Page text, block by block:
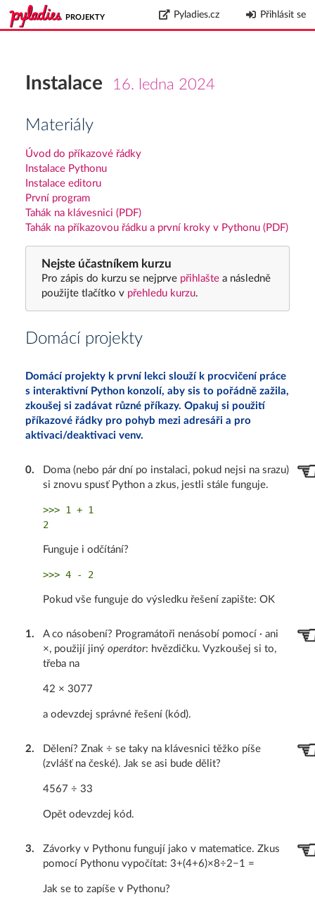
PROJEKTY Pyladies.cz Přihlásit se
Instalace 16. ledna 2024
Materiály
Úvod do příkazové řádky
Instalace Pythonu
Instalace editoru
První program
Tahák na klávesnici (PDF)
Tahák na příkazovou řádku a první kroky v Pythonu (PDF)
Nejste účastníkem kurzu
Pro zápis do kurzu se nejprvepřihlašte a následně
použijte tlačítko vpřehledu kurzu.
Domácí projekty
Domácí projekty k první lekci slouží k procvičení práce
s interaktivní Python konzolí, aby sis to pořádně zažila,
zkoušej si zadávat různé příkazy. Opakuj si použití
příkazové řádky pro pohyb mezi adresáři a pro
aktivaci/deaktivaci venv.
0.
Doma (nebo pár dní po instalaci, pokud nejsi na srazu)
si znovu spusť Python a zkus, jestli stále funguje.
>>> 1 + 1
Funguje i odčítání?
Pokud vše funguje do výsledku řešení zapište: OK
1.
A co násobení? Programátoři nenásobí pomocí · ani
×, použijí jinýoperátor: hvězdičku. Vyzkoušej si to,
třeba na
42 × 3077
a odevzdej správné řešení (kód).
2.
Dělení? Znak ÷ se taky na klávesnici těžko píše
(zvlášť na české). Jak se asi bude dělit?
4567 ÷ 33
Opět odevzdej kód.
3.
Závorky v Pythonu fungují jako v matematice. Zkus
pomocí Pythonu vypočítat: 3+(4+6)×8÷2−1 =
Jak se to zapíše v Pythonu?